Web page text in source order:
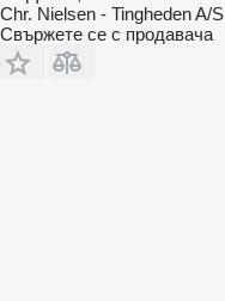
Chr. Nielsen - Tingheden A/S
Свържете се с продавача